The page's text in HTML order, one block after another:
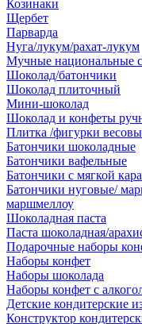
Козинаки
Щербет
Парварда
Нуга/лукум/рахат-лукум
Мучные национальные
Шоколад/батончики
Шоколад плиточный
Мини-шоколад
Шоколад и конфеты
Плитка /фигурки
Батончики шоколадные
Батончики вафельные
Батончики с мягкой
Батончики нуговые/
маршмеллоу
Шоколадная паста
Паста шоколадная/
Подарочные наборы
Наборы конфет
Наборы шоколада
Наборы конфет с
Детские кондитерские
Конструктор